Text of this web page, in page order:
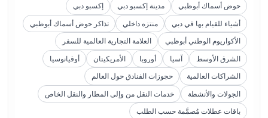
حوض أسماك أبوظبي
مدينة إكسبو دبي
إكسبو دبي
أشياء للقيام بها في دبي
منتزه داخلي
تذاكر حوض أسماك أبوظبي
الأكواريوم الوطني أبوظبي
العلامة التجارية العالمية للسفر
الشرق الأوسط
آسيا أوروبا الأمريكيتان
أوقيانوسيا
الشراكات العالمية
حجوزات الفنادق حول العالم
الجولات والأنشطة
خدمات النقل من وإلى المطار والنقل الخاص
باقات عطلات مُصمَّمة حسب الطلب